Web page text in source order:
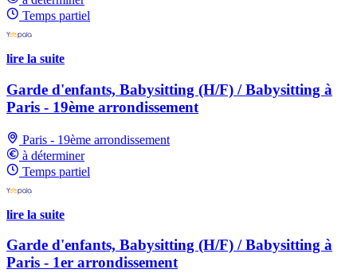
Temps partiel
lire la suite
Garde d'enfants, Babysitting (H/F) / Babysitting à
Paris - 19ème arrondissement
Paris - 19ème arrondissement
à déterminer
Temps partiel
lire la suite
Garde d'enfants, Babysitting (H/F) / Babysitting à
Paris - 1er arrondissement